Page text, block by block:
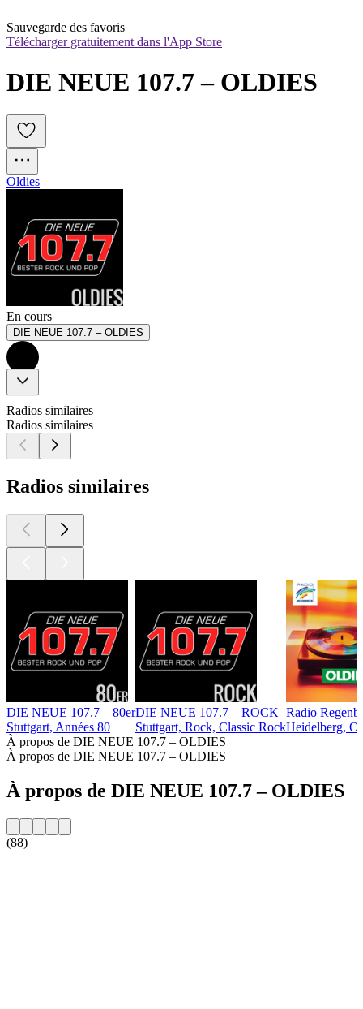
Sauvegarde des favoris
Télécharger gratuitement dans l'App Store
DIE NEUE 107.7 – OLDIES
Oldies
En cours
DIE NEUE 107.7 – OLDIES
Radios similaires
Radios similaires
Radios similaires
DIE NEUE 107.7 – 80er
Stuttgart, Années 80
DIE NEUE 107.7 – ROCK
Stuttgart, Rock, Classic Rock
Radio
Heidelberg,
À propos de DIE NEUE 107.7 – OLDIES
À propos de DIE NEUE 107.7 – OLDIES
À propos de DIE NEUE 107.7 – OLDIES
(88)